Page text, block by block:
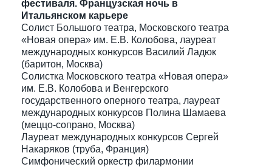
фестиваля. Французская ночь в
Итальянском карьере
Солист Большого театра, Московского театра
«Новая опера» им. Е.В. Колобова, лауреат
международных конкурсов Василий Ладюк
(баритон, Москва)
Солистка Московского театра «Новая опера»
им. Е.В. Колобова и Венгерского
государственного оперного театра, лауреат
международных конкурсов Полина Шамаева
(меццо-сопрано, Москва)
Лауреат международных конкурсов Сергей
Накаряков (труба, Франция)
Симфонический оркестр филармонии